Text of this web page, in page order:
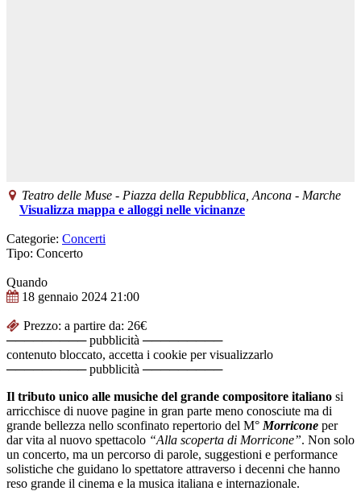
Teatro delle Muse - Piazza della Repubblica,Ancona - Marche
Visualizza mappa e alloggi nelle vicinanze
Categorie: Concerti
Tipo: Concerto
Quando
18 gennaio 2024 21:00
Prezzo: a partire da: 26€
───────── pubblicità ─────────
contenuto bloccato, accetta i cookie per visualizzarlo
───────── pubblicità ─────────
Il tributo unico alle musiche del grande compositore italiano si
arricchisce di nuove pagine in gran parte meno conosciute ma di
grande bellezza nello sconfinato repertorio del M° Morricone per
dar vita al nuovo spettacolo “Alla scoperta di Morricone”. Non solo
un concerto, ma un percorso di parole, suggestioni e performance
solistiche che guidano lo spettatore attraverso i decenni che hanno
reso grande il cinema e la musica italiana e internazionale.